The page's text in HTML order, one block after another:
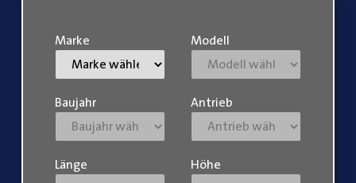
Marke Modell
Baujahr Antrieb
Länge Höhe